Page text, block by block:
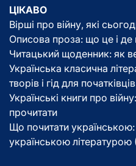
ЦІКАВО
Вірші про війну, які
Описова проза: що це і де
Читацький щоденник: як
Українська класична
творів і гід для початківців
Українські книги про
прочитати
Що почитати
українською літературою